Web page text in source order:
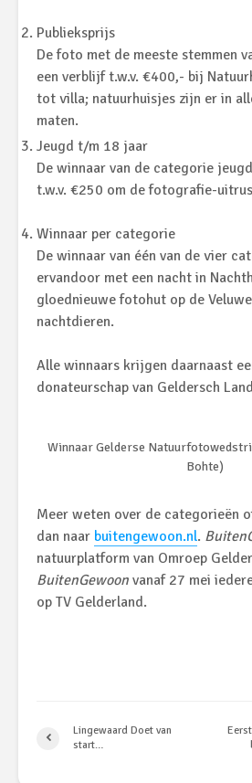
Publieksprijs
De foto met de meeste stemmen
een verblijf t.w.v. €400,- bij
tot villa; natuurhuisjes zijn er in
maten.
Jeugd t/m 18 jaar
De winnaar van de categorie
t.w.v. €250 om de fotografie-
Winnaar per categorie
De winnaar van één van de vier
ervandoor met een nacht in
gloednieuwe fotohut op de
nachtdieren.
Alle winnaars krijgen daarnaast
donateurschap van Geldersch
Winnaar Gelderse
Bohte)
Meer weten over de categorieën
dan naar buitengewoon.nl.
natuurplatform van Omroep
BuitenGewoon vanaf 27 mei
op TV Gelderland.
Lingewaard Doet van
start…